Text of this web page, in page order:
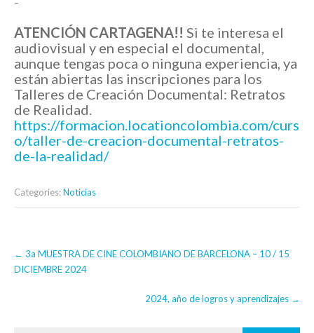
–
ATENCIÓN CARTAGENA!! Si te interesa el
audiovisual y en especial el documental,
aunque tengas poca o ninguna experiencia, ya
están abiertas las inscripciones para los
Talleres de Creación Documental: Retratos
de Realidad.
https://formacion.locationcolombia.com/curs
o/taller-de-creacion-documental-retratos-
de-la-realidad/
Categories:Noticias
Post
navigation
← 3a MUESTRA DE CINE COLOMBIANO DE BARCELONA – 10 / 15
DICIEMBRE 2024
2024, año de logros y aprendizajes →